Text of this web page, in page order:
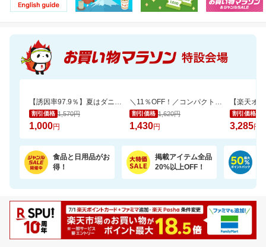
【誘因率97.9％】夏はダニのピーク！ダニ捕りラボで赤ちゃんも安心
割引価格 1,570円
1,000円
＼11％OFF！／コンパクトな2倍巻き！キッチンペーパー 12ロール
割引価格 1,620円
1,430円
割引価格
3,285円
食品と日用品がお
得！
掲載アイテム全品
20%以上OFF！